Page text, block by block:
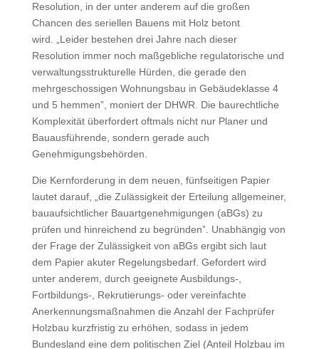
Resolution, in der unter anderem auf die großen
Chancen des seriellen Bauens mit Holz betont
wird.
„Leider bestehen drei Jahre nach dieser
Resolution immer noch maßgebliche regulatorische und
verwaltungsstrukturelle Hürden, die gerade den
mehrgeschossigen Wohnungsbau in Gebäudeklasse 4
und 5 hemmen”, moniert der DHWR. Die baurechtliche
Komplexität überfordert oftmals nicht nur Planer und
Bauausführende, sondern gerade auch
Genehmigungsbehörden.
Die Kernforderung in dem neuen, fünfseitigen Papier
lautet darauf, „die Zulässigkeit der Erteilung allgemeiner,
bauaufsichtlicher Bauartgenehmigungen (aBGs) zu
prüfen und hinreichend zu begründen”. Unabhängig von
der Frage der Zulässigkeit von aBGs ergibt sich laut
dem Papier akuter Regelungsbedarf. Gefordert wird
unter anderem, durch geeignete Ausbildungs-,
Fortbildungs-, Rekrutierungs- oder vereinfachte
Anerkennungsmaßnahmen die Anzahl der Fachprüfer
Holzbau kurzfristig zu erhöhen, sodass in jedem
Bundesland eine dem politischen Ziel (Anteil Holzbau im